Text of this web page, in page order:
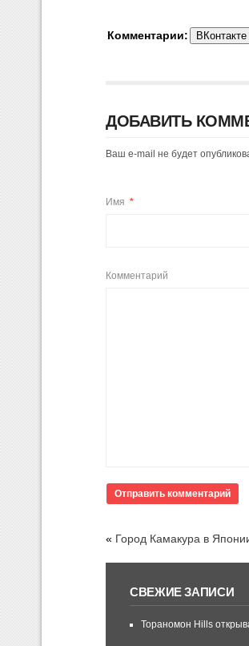
Комментарии:
ДОБАВИТЬ
Ваш e-mail не будет
Имя *
Комментарий
« Город Камакура в
СВЕЖИЕ ЗАПИСИ
Тораномон Hills